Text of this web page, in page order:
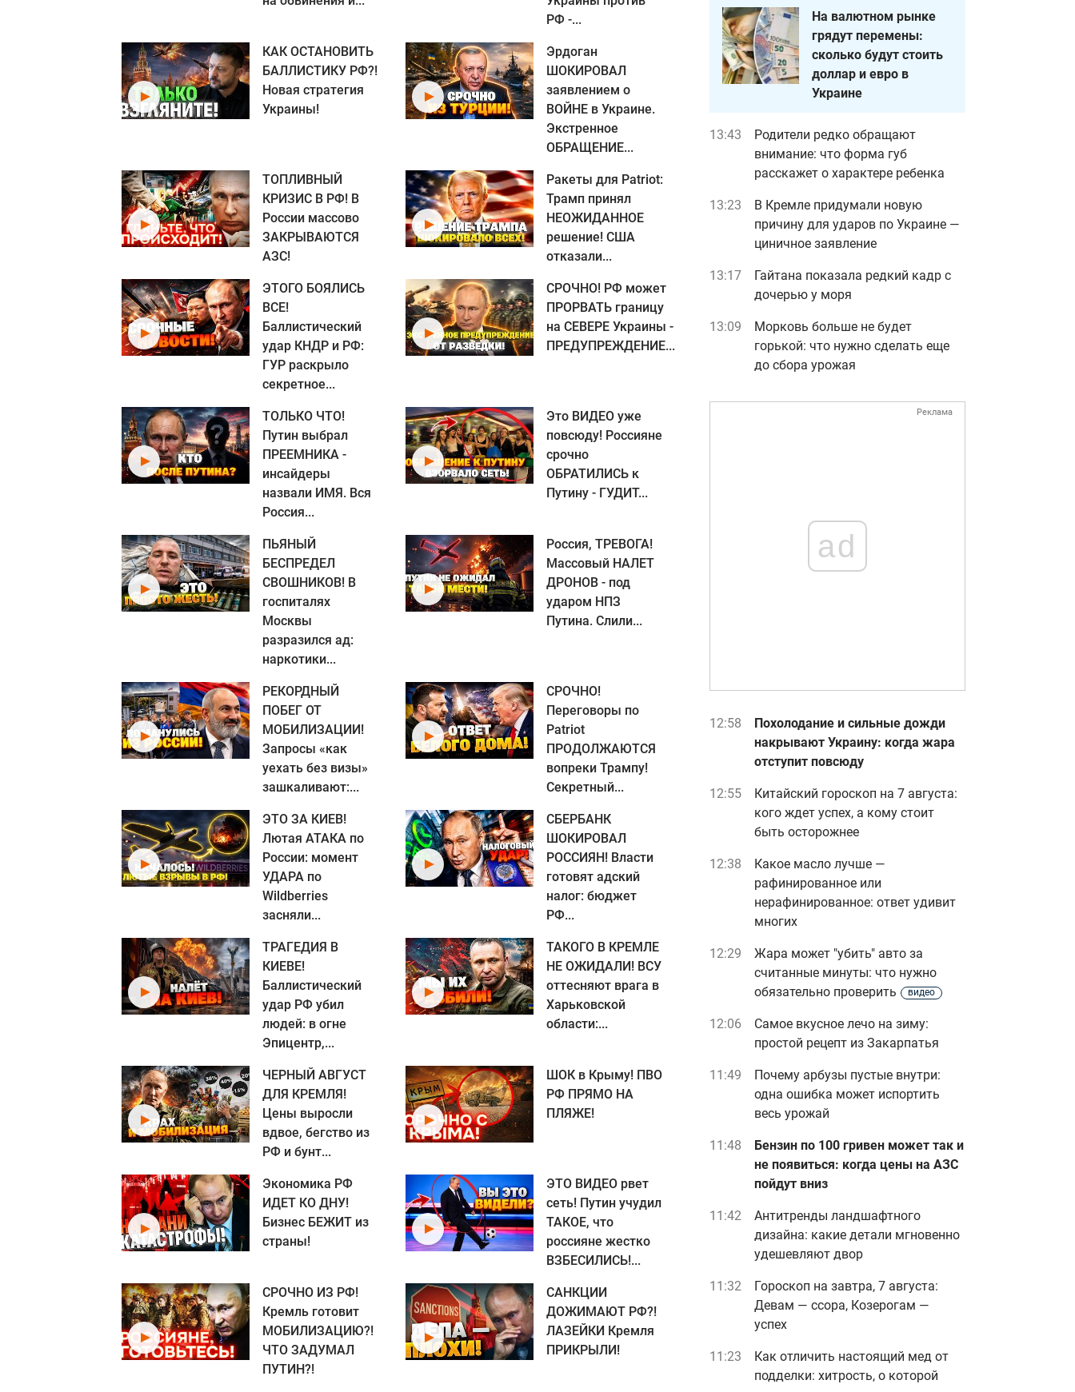
РФ -...
КАК ОСТАНОВИТЬ
БАЛЛИСТИКУ РФ?!
Новая стратегия
Украины!
Эрдоган
ШОКИРОВАЛ
заявлением о
ВОЙНЕ в Украине.
Экстренное
ОБРАЩЕНИЕ...
ТОПЛИВНЫЙ
КРИЗИС В РФ! В
России массово
ЗАКРЫВАЮТСЯ
АЗС!
Ракеты для Patriot:
Трамп принял
НЕОЖИДАННОЕ
решение! США
отказали...
ЭТОГО БОЯЛИСЬ
ВСЕ!
Баллистический
удар КНДР и РФ:
ГУР раскрыло
секретное...
СРОЧНО! РФ может
ПРОРВАТЬ границу
на СЕВЕРЕ Украины -
ПРЕДУПРЕЖДЕНИЕ...
ТОЛЬКО ЧТО!
Путин выбрал
ПРЕЕМНИКА -
инсайдеры
назвали ИМЯ. Вся
Россия...
Это ВИДЕО уже
повсюду! Россияне
срочно
ОБРАТИЛИСЬ к
Путину - ГУДИТ...
ПЬЯНЫЙ
БЕСПРЕДЕЛ
СВОШНИКОВ! В
госпиталях
Москвы
разразился ад:
наркотики...
Россия, ТРЕВОГА!
Массовый НАЛЕТ
ДРОНОВ - под
ударом НПЗ
Путина. Слили...
РЕКОРДНЫЙ
ПОБЕГ ОТ
МОБИЛИЗАЦИИ!
Запросы «как
уехать без визы»
зашкаливают:...
СРОЧНО!
Переговоры по
Patriot
ПРОДОЛЖАЮТСЯ
вопреки Трампу!
Секретный...
ЭТО ЗА КИЕВ!
Лютая АТАКА по
России: момент
УДАРА по
Wildberries
засняли...
СБЕРБАНК
ШОКИРОВАЛ
РОССИЯН! Власти
готовят адский
налог: бюджет
РФ...
ТРАГЕДИЯ В
КИЕВЕ!
Баллистический
удар РФ убил
людей: в огне
Эпицентр,...
ТАКОГО В КРЕМЛЕ
НЕ ОЖИДАЛИ! ВСУ
оттесняют врага в
Харьковской
области:...
ЧЕРНЫЙ АВГУСТ
ДЛЯ КРЕМЛЯ!
Цены выросли
вдвое, бегство из
РФ и бунт...
ШОК в Крыму! ПВО
РФ ПРЯМО НА
ПЛЯЖЕ!
Экономика РФ
ИДЕТ КО ДНУ!
Бизнес БЕЖИТ из
страны!
ЭТО ВИДЕО рвет
сеть! Путин учудил
ТАКОЕ, что
россияне жестко
ВЗБЕСИЛИСЬ!...
СРОЧНО ИЗ РФ!
Кремль готовит
МОБИЛИЗАЦИЮ?!
ЧТО ЗАДУМАЛ
ПУТИН?!
САНКЦИИ
ДОЖИМАЮТ РФ?!
ЛАЗЕЙКИ Кремля
ПРИКРЫЛИ!
На валютном рынке
грядут перемены:
сколько будут стоить
доллар и евро в
Украине
13:43
Родители редко обращают
внимание: что форма губ
расскажет о характере ребенка
13:23
В Кремле придумали новую
причину для ударов по Украине —
циничное заявление
13:17
Гайтана показала редкий кадр с
дочерью у моря
13:09
Морковь больше не будет
горькой: что нужно сделать еще
до сбора урожая
Реклама
ad
12:58
Похолодание и сильные дожди
накрывают Украину: когда жара
отступит повсюду
12:55
Китайский гороскоп на 7 августа:
кого ждет успех, а кому стоит
быть осторожнее
12:38
Какое масло лучше —
рафинированное или
нерафинированное: ответ удивит
многих
12:29
Жара может "убить" авто за
считанные минуты: что нужно
обязательно проверить
видео
12:06
Самое вкусное лечо на зиму:
простой рецепт из Закарпатья
11:49
Почему арбузы пустые внутри:
одна ошибка может испортить
весь урожай
11:48
Бензин по 100 гривен может так и
не появиться: когда цены на АЗС
пойдут вниз
11:42
Антитренды ландшафтного
дизайна: какие детали мгновенно
удешевляют двор
11:32
Гороскоп на завтра, 7 августа:
Девам — ссора, Козерогам —
успех
11:23
Как отличить настоящий мед от
подделки: хитрость, о которой